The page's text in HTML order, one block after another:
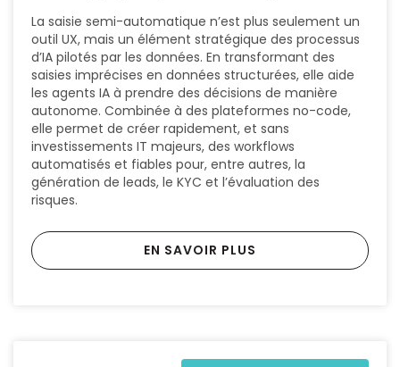
La saisie semi-automatique n’est plus seulement un
outil UX, mais un élément stratégique des processus
d’IA pilotés par les données. En transformant des
saisies imprécises en données structurées, elle aide
les agents IA à prendre des décisions de manière
autonome. Combinée à des plateformes no-code,
elle permet de créer rapidement, et sans
investissements IT majeurs, des workflows
automatisés et fiables pour, entre autres, la
génération de leads, le KYC et l’évaluation des
risques.
EN SAVOIR PLUS